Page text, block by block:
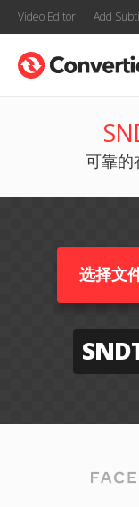
Video Editor Add
可靠的
选择文